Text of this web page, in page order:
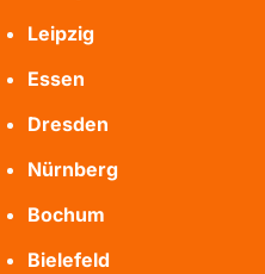
Leipzig
Essen
Dresden
Nürnberg
Bochum
Bielefeld